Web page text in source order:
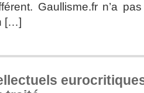
Gaullisme.fr n’a
[…]